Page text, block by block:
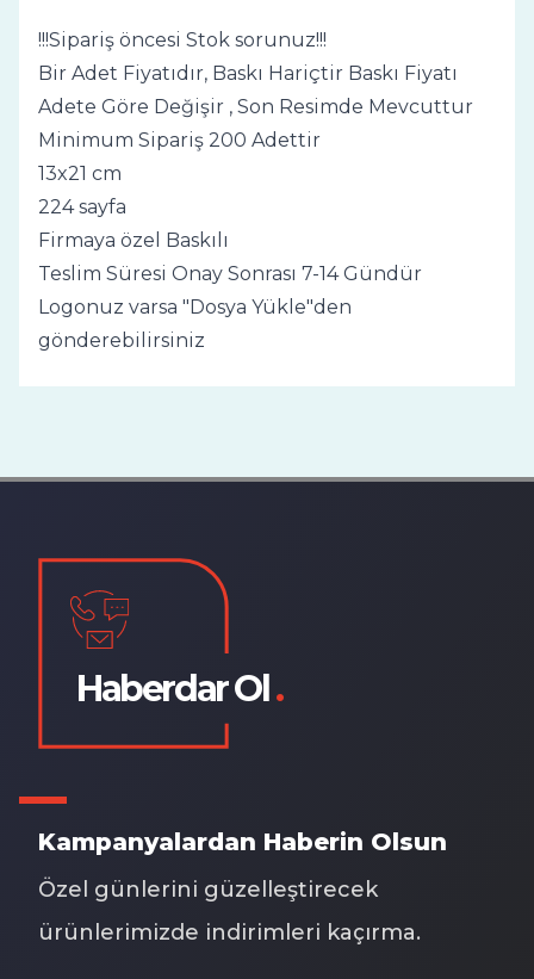
!!!Sipariş öncesi Stok sorunuz!!!
Bir Adet Fiyatıdır, Baskı Hariçtir Baskı Fiyatı
Adete Göre Değişir , Son Resimde Mevcuttur
Minimum Sipariş 200 Adettir
13x21 cm
224 sayfa
Firmaya özel Baskılı
Teslim Süresi Onay Sonrası 7-14 Gündür
Logonuz varsa "Dosya Yükle"den
gönderebilirsiniz
Haberdar Ol.
Kampanyalardan Haberin Olsun
Özel günlerini güzelleştirecek
ürünlerimizde indirimleri kaçırma.